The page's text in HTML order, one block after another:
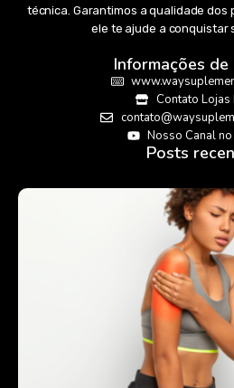
técnica. Garantimos a qualidade dos
ele te ajude a conquistar
Informações
Contato Lojas
Nosso Canal
Posts